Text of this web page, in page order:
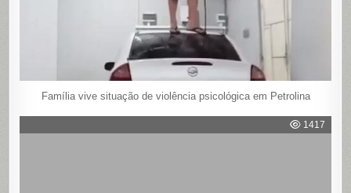
Família vive situação de violência psicológica em Petrolina
1417